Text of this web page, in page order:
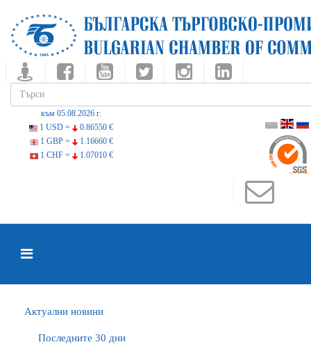
към 05.08.2026 г.
1 USD =
0.86550 €
1 GBP =
1.16660 €
1 CHF =
1.07010 €
Актуални новини
Последните 30 дни